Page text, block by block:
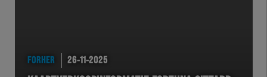
FORHER 26-11-2025